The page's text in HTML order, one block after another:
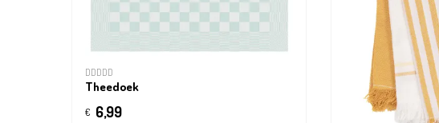
DDDDD
Theedoek
€ 6,99